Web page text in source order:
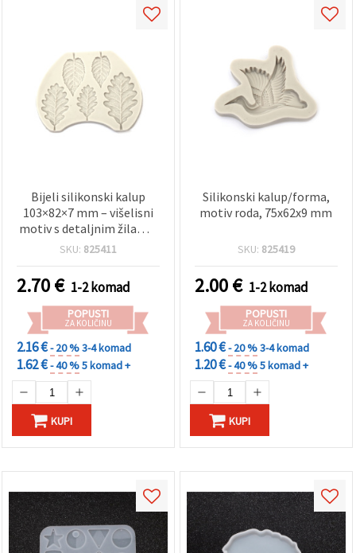
Bijeli silikonski kalup
103×82×7 mm – višelisni
motiv s detaljnim žilama,
fleksibilni, višekratni
polimernu glinu, epoksi,
sapun i gips
SKU: 825411
2.70€ 1-2 komad
POPUSTI
ZA KOLIČINU
2.16 €- 20 %3-4 komad
1.62 €- 40 %5 komad +
KUPI
Silikonski kalup/forma,
motiv roda, 75x62x9 mm
SKU: 825419
2.00€ 1-2 komad
POPUSTI
ZA KOLIČINU
1.60 €- 20 %3-4 komad
1.20 €- 40 %5 komad +
KUPI